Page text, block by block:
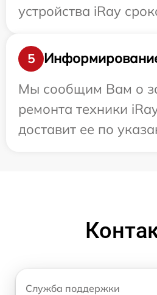
устройства iRay
5
Мы сообщим Вам о
ремонта техники
доставит ее по
Служба поддержки